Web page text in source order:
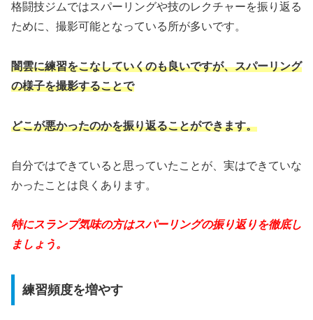
格闘技ジムではスパーリングや技のレクチャーを振り返る
ために、 撮影可能となっている所が多いです。
闇雲に練習をこなしていくのも良いですが、スパーリング
の様子を撮影することで
どこが悪かったのかを振り返ることができます。
自分ではできていると思っていたことが、実はできていな
かったことは良くあります。
特にスランプ気味の方はスパーリングの振り返りを徹底し
ましょう。
練習頻度を増やす